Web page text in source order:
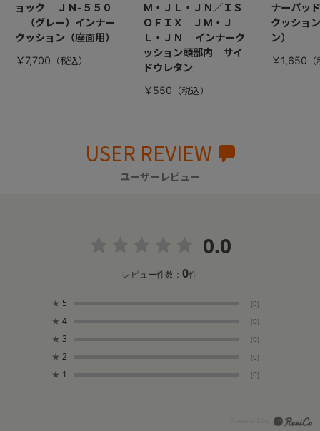
ョック ＪＮ-５５０
（グレー）インナー
クッション（座面用）
￥7,700
Ｍ・ＪＬ・ＪＮ／ＩＳ
ＯＦＩＸ ＪＭ・Ｊ
Ｌ・ＪＮ インナーク
ッション頭部内 サイ
ドウレタン
￥550
ナーパッ
クッショ
ン）
￥1,650
USER REVIEW
ユーザーレビュー
0.0
レビュー件数：0件
★ 5 (0)
★ 4 (0)
★ 3 (0)
★ 2 (0)
★ 1 (0)